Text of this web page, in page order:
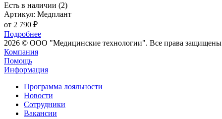
Есть в наличии (2)
Артикул: Медплант
от 2 790 ₽
Подробнее
2026 © ООО "Медицинские технологии". Все права защищены
Компания
Помощь
Информация
Программа лояльности
Новости
Сотрудники
Вакансии